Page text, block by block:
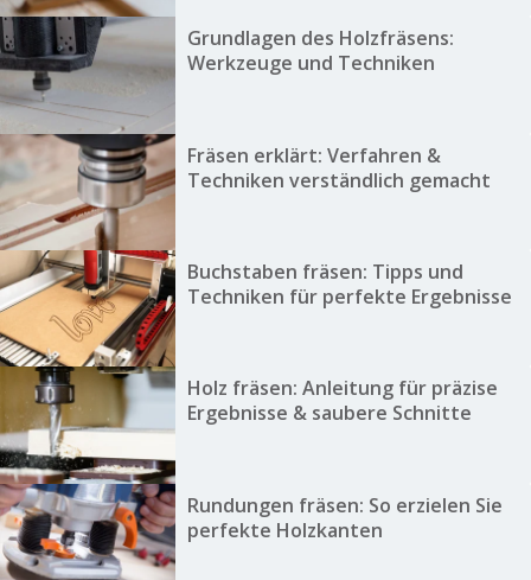
Grundlagen des Holzfräsens:
Werkzeuge und Techniken
Fräsen erklärt: Verfahren &
Techniken verständlich gemacht
Buchstaben fräsen: Tipps und
Techniken für perfekte Ergebnisse
Holz fräsen: Anleitung für präzise
Ergebnisse & saubere Schnitte
Rundungen fräsen: So erzielen Sie
perfekte Holzkanten